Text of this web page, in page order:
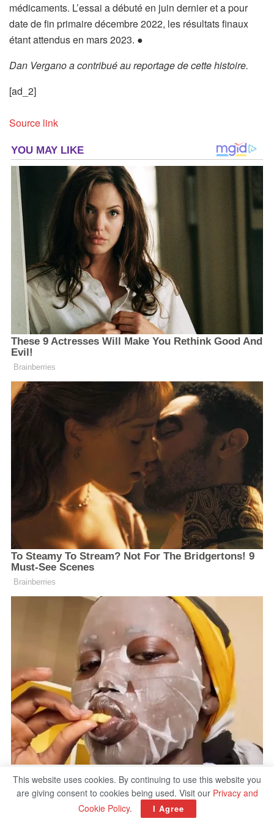
médicaments. L’essai a débuté en juin dernier et a pour
date de fin primaire décembre 2022, les résultats finaux
étant attendus en mars 2023. ●
Dan Vergano a contribué au reportage de cette histoire.
[ad_2]
Source link
This website uses cookies. By continuing to use this website you
are giving consent to cookies being used. Visit our Privacy and
Cookie Policy. I Agree